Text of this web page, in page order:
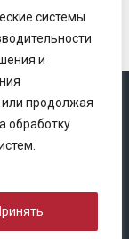
системы
и
продолжая
обработкурынка